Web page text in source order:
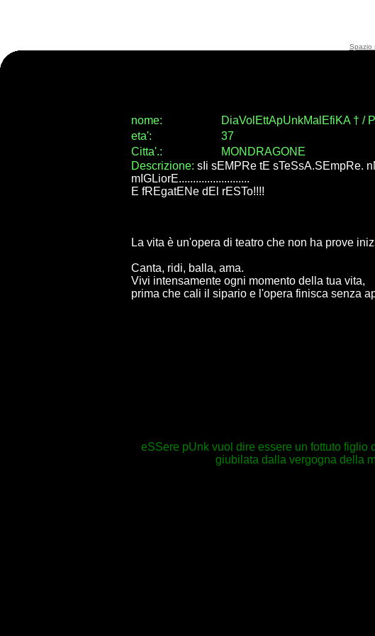
Spazio
nome:
DiaVolEttApUnkMalEfiKA † /
eta':
37
Citta'.:
MONDRAGONE
Descrizione: sIi sEMPRe tE sTeSsA.SEmpRe.
mIGLiorE.........................
E fREgatENe dEl rESTo!!!!
La vita è un'opera di teatro che non ha prove
Canta, ridi, balla, ama.
Vivi intensamente ogni momento della tua vita,
prima che cali il sipario e l'opera finisca senza
eSSere pUnk vuol dire essere un fottuto figlio
giubilata dalla vergogna della